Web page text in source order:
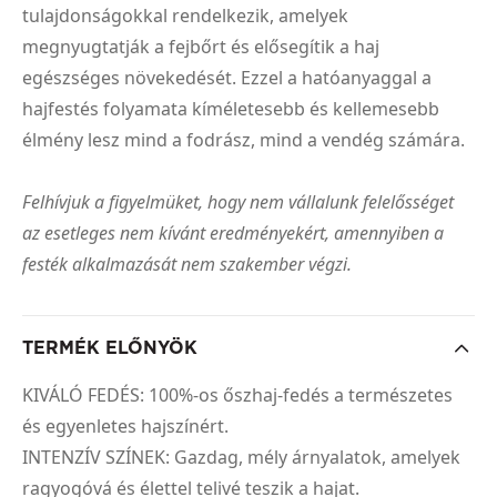
tulajdonságokkal rendelkezik, amelyek
megnyugtatják a fejbőrt és elősegítik a haj
egészséges növekedését. Ezzel a hatóanyaggal a
hajfestés folyamata kíméletesebb és kellemesebb
élmény lesz mind a fodrász, mind a vendég számára.
Felhívjuk a figyelmüket, hogy nem vállalunk felelősséget
az esetleges nem kívánt eredményekért, amennyiben a
festék alkalmazását nem szakember végzi.
TERMÉK ELŐNYÖK
KIVÁLÓ FEDÉS: 100%-os őszhaj-fedés a természetes
és egyenletes hajszínért.
INTENZÍV SZÍNEK: Gazdag, mély árnyalatok, amelyek
ragyogóvá és élettel telivé teszik a hajat.